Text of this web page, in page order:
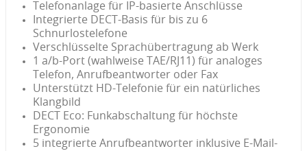
Telefonanlage für IP-basierte Anschlüsse
Integrierte DECT-Basis für bis zu 6
Schnurlostelefone
Verschlüsselte Sprachübertragung ab Werk
1 a/b-Port (wahlweise TAE/RJ11) für analoges
Telefon, Anrufbeantworter oder Fax
Unterstützt HD-Telefonie für ein natürliches
Klangbild
DECT Eco: Funkabschaltung für höchste
Ergonomie
5 integrierte Anrufbeantworter inklusive E-Mail-